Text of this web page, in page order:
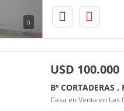
0
USD 100.000
Bº CORTADERAS ,
Casa en Venta en